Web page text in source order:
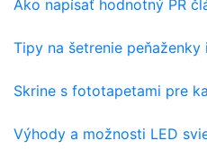
Ako napísať hodnotný PR
Tipy na šetrenie
Skrine s fototapetami pre
Výhody a možnosti LED